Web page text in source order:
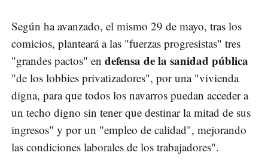
Según ha avanzado, el mismo 29 de mayo, tras los
comicios, planteará a las "fuerzas progresistas" tres
"grandes pactos" en defensa de la sanidad pública
"de los lobbies privatizadores", por una "vivienda
digna, para que todos los navarros puedan acceder a
un techo digno sin tener que destinar la mitad de sus
ingresos" y por un "empleo de calidad", mejorando
las condiciones laborales de los trabajadores".